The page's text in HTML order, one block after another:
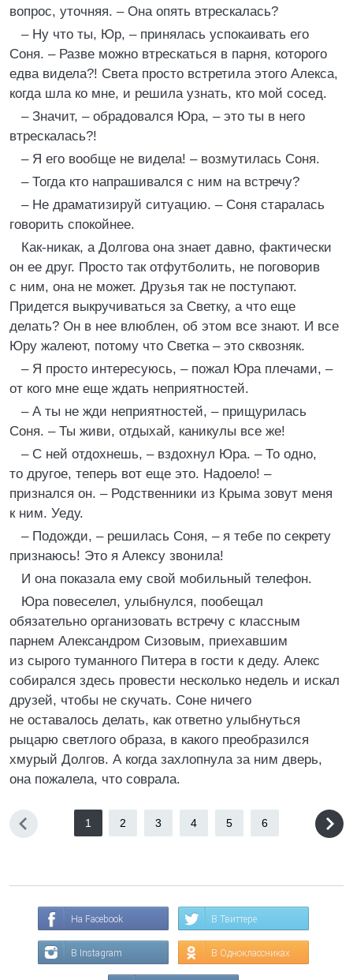
вопрос, уточняя. – Она опять втрескалась?
– Ну что ты, Юр, – принялась успокаивать его
Соня. – Разве можно втрескаться в парня, которого
едва видела?! Света просто встретила этого Алекса,
когда шла ко мне, и решила узнать, кто мой сосед.
– Значит, – обрадовался Юра, – это ты в него
втрескалась?!
– Я его вообще не видела! – возмутилась Соня.
– Тогда кто напрашивался с ним на встречу?
– Не драматизируй ситуацию. – Соня старалась
говорить спокойнее.
Как-никак, а Долгова она знает давно, фактически
он ее друг. Просто так отфутболить, не поговорив
с ним, она не может. Друзья так не поступают.
Придется выкручиваться за Светку, а что еще
делать? Он в нее влюблен, об этом все знают. И все
Юру жалеют, потому что Светка – это сквозняк.
– Я просто интересуюсь, – пожал Юра плечами, –
от кого мне еще ждать неприятностей.
– А ты не жди неприятностей, – прищурилась
Соня. – Ты живи, отдыхай, каникулы все же!
– С ней отдохнешь, – вздохнул Юра. – То одно,
то другое, теперь вот еще это. Надоело! –
признался он. – Родственники из Крыма зовут меня
к ним. Уеду.
– Подожди, – решилась Соня, – я тебе по секрету
признаюсь! Это я Алексу звонила!
И она показала ему свой мобильный телефон.
Юра повеселел, улыбнулся, пообещал
обязательно организовать встречу с классным
парнем Александром Сизовым, приехавшим
из сырого туманного Питера в гости к деду. Алекс
собирался здесь провести несколько недель и искал
друзей, чтобы не скучать. Соне ничего
не оставалось делать, как ответно улыбнуться
рыцарю светлого образа, в какого преобразился
хмурый Долгов. А когда захлопнула за ним дверь,
она пожалела, что соврала.
1 2 3 4 5 6
На Facebook В Твиттере
В Instagram В Одноклассниках